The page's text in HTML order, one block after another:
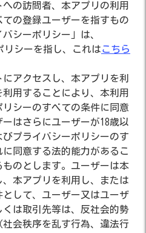
の訪問者、本アプリの利用
の登録ユーザーを指すもの
シーポリシー」は、
リシーを指し、これはこちら
アクセスし、本アプリを利
用することにより、本利用
シーのすべての条件に同意
はさらにユーザーが18歳以
びプライバシーポリシーのす
同意する法的能力があるこ
のとします。ユーザーは本
本アプリを利用し、または
して、ユーザー又はユーザ
は取引先等は、反社会的勢
会秩序を乱す行為、違法行